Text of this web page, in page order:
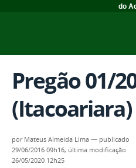
do
Pregão 01/
(Itacoariara)
por Mateus Almeida Lima — publicado
29/06/2016 09h16, última modificação
26/05/2020 12h25